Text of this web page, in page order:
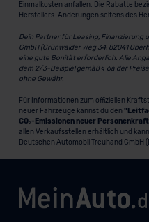
Einmalkosten anfallen. Die Rabatte
Herstellers. Änderungen seitens des
Dein Partner für Leasing, Finanzierung
GmbH (Grünwalder Weg 34, 82041
eine gute Bonität erforderlich. Alle
dem 2/3-Beispiel gemäß § 6a der
ohne Gewähr.
Für Informationen zum offiziellen
neuer Fahrzeuge kannst du den
CO₂-Emissionen neuer
allen Verkaufsstellen erhältlich und
Deutschen Automobil Treuhand GmbH